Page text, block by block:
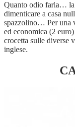
Quanto odio farla… la
dimenticare a casa
spazzolino… Per una
ed economica (2
crocetta sulle diverse
inglese.